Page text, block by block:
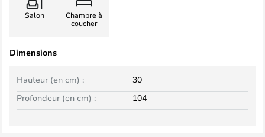
Salon
Chambre à
coucher
Dimensions
Hauteur (en cm) :
30
Profondeur (en cm) :
104